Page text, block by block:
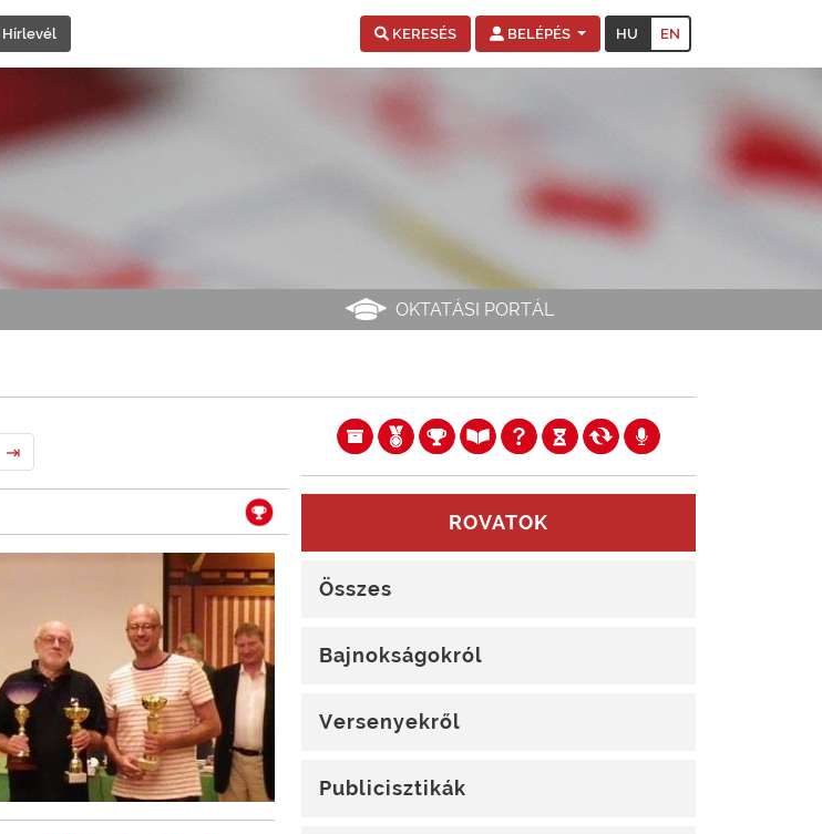
Hírlevél KERESÉS BELÉPÉS HU EN
OKTATÁSI PORTÁL
⇥
ROVATOK
Összes
Bajnokságokról
Versenyekről
Publicisztikák